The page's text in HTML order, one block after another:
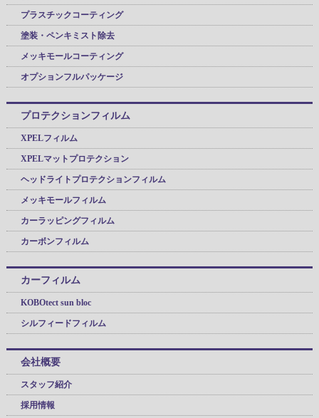
プラスチックコーティング
塗装・ペンキミスト除去
メッキモールコーティング
オプションフルパッケージ
プロテクションフィルム
XPELフィルム
XPELマットプロテクション
ヘッドライトプロテクションフィルム
メッキモールフィルム
カーラッピングフィルム
カーボンフィルム
カーフィルム
KOBOtect sun bloc
シルフィードフィルム
会社概要
スタッフ紹介
採用情報